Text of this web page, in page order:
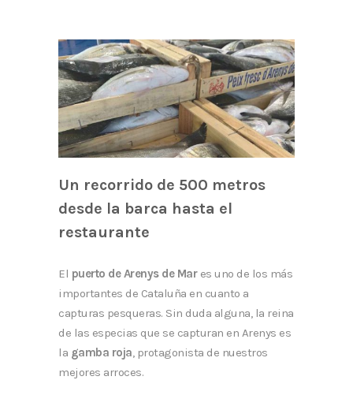
Un recorrido de 500 metros
desde la barca hasta el
restaurante
El puerto de Arenys de Mares uno de los más
importantes de Cataluña en cuanto a
capturas pesqueras. Sin duda alguna, la reina
de las especias que se capturan en Arenys es
la gamba roja, protagonista de nuestros
mejores arroces.